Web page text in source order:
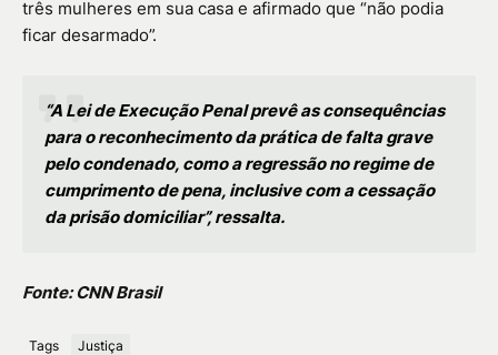
três mulheres em sua casa e afirmado que “não podia
ficar desarmado”.
“A Lei de Execução Penal prevê as consequências
para o reconhecimento da prática de falta grave
pelo condenado, como a regressão no regime de
cumprimento de pena, inclusive com a cessação
da prisão domiciliar”, ressalta.
Fonte: CNN Brasil
Tags Justiça